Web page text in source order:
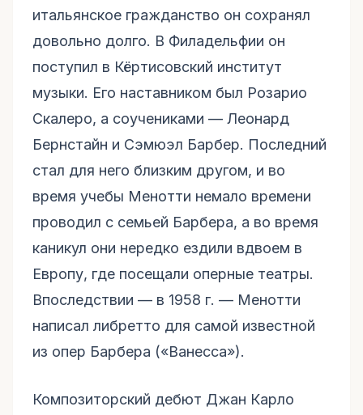
итальянское гражданство он сохранял
довольно долго. В Филадельфии он
поступил в Кёртисовский институт
музыки. Его наставником был Розарио
Скалеро, а соучениками — Леонард
Бернстайн и Сэмюэл Барбер. Последний
стал для него близким другом, и во
время учебы Менотти немало времени
проводил с семьей Барбера, а во время
каникул они нередко ездили вдвоем в
Европу, где посещали оперные театры.
Впоследствии — в 1958 г. — Менотти
написал либретто для самой известной
из опер Барбера («Ванесса»).
Композиторский дебют Джан Карло